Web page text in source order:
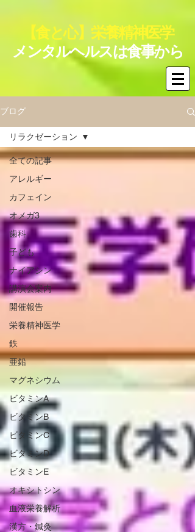
【食と心】栄養精神医学
メンタルヘルスは食事から
ブログ
全ての記事
アレルギー
カフェイン
オメガ3
歯科
子ども
ナイアシン
講演会案内
開催報告
栄養精神医学
鉄
亜鉛
マグネシウム
ビタミンA
ビタミンB
ビタミンC
ビタミンD
ビタミンE
オキシトシン
血液栄養解析
漢方・鍼灸
リラクゼーション